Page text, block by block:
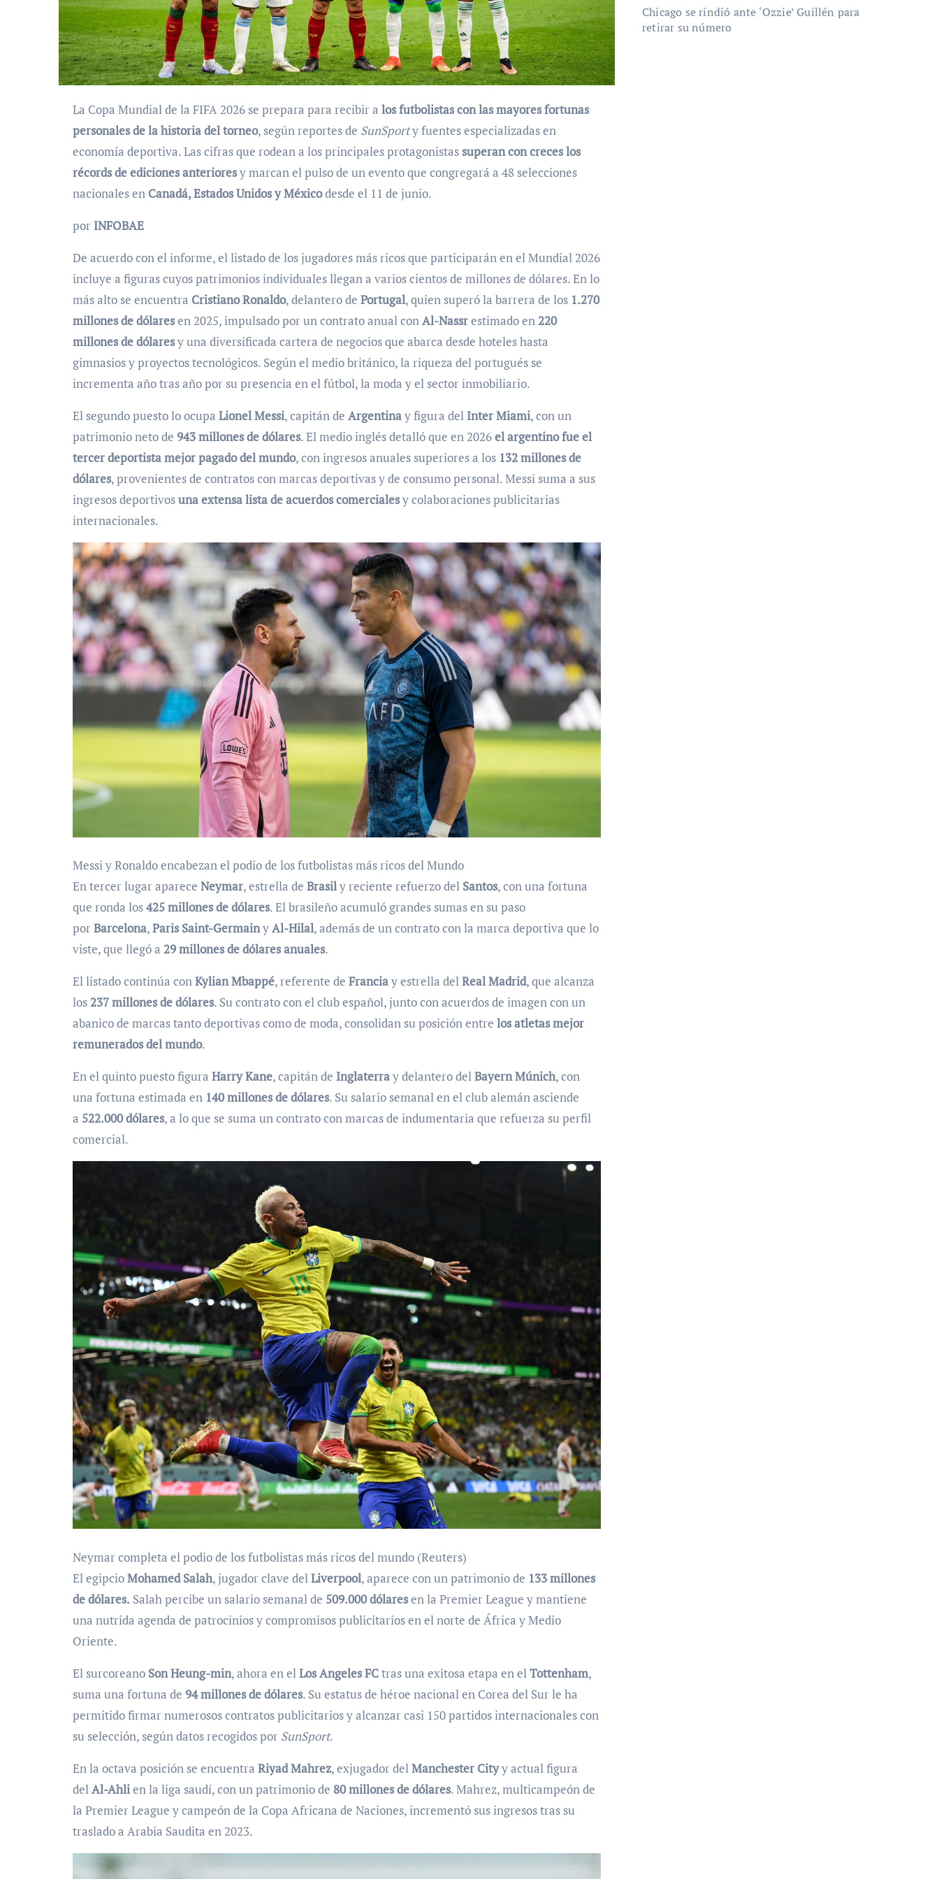
La Copa Mundial de la FIFA 2026 se prepara para recibir a los futbolistas con las mayores fortunas
personales de la historia del torneo, según reportes de SunSporty fuentes especializadas en
economía deportiva. Las cifras que rodean a los principales protagonistas superan con creces los
récords de ediciones anterioresy marcan el pulso de un evento que congregará a 48 selecciones
nacionales en Canadá, Estados Unidos y Méxicodesde el 11 de junio.
porINFOBAE
De acuerdo con el informe, el listado de los jugadores más ricos que participarán en el Mundial 2026
incluye a figuras cuyos patrimonios individuales llegan a varios cientos de millones de dólares. En lo
más alto se encuentra Cristiano Ronaldo, delantero de Portugal, quien superó la barrera de los 1.270
millones de dólaresen 2025, impulsado por un contrato anual conAl-Nassrestimado en220
millones de dólaresy una diversificada cartera de negocios que abarca desde hoteles hasta
gimnasios y proyectos tecnológicos. Según el medio británico, la riqueza del portugués se
incrementa año tras año por su presencia en el fútbol, la moda y el sector inmobiliario.
El segundo puesto lo ocupa Lionel Messi, capitán de Argentinay figura delInter Miami, con un
patrimonio neto de 943 millones de dólares. El medio inglés detalló que en 2026el argentino fue el
tercer deportista mejor pagado del mundo, con ingresos anuales superiores a los 132 millones de
dólares, provenientes de contratos con marcas deportivas y de consumo personal. Messi suma a sus
ingresos deportivosuna extensa lista de acuerdos comercialesy colaboraciones publicitarias
internacionales.
Messi y Ronaldo encabezan el podio de los futbolistas más ricos del Mundo
En tercer lugar aparece Neymar, estrella de Brasily reciente refuerzo del Santos, con una fortuna
que ronda los425 millones de dólares. El brasileño acumuló grandes sumas en su paso
porBarcelona,Paris Saint-GermainyAl-Hilal, además de un contrato con la marca deportiva que lo
viste, que llegó a 29 millones de dólares anuales.
El listado continúa conKylian Mbappé, referente de Franciay estrella delReal Madrid, que alcanza
los237 millones de dólares. Su contrato con el club español, junto con acuerdos de imagen con un
abanico de marcas tanto deportivas como de moda, consolidan su posición entre los atletas mejor
remunerados del mundo.
En el quinto puesto figura Harry Kane, capitán de Inglaterray delantero delBayern Múnich, con
una fortuna estimada en 140 millones de dólares. Su salario semanal en el club alemán asciende
a 522.000 dólares, a lo que se suma un contrato con marcas de indumentaria que refuerza su perfil
comercial.
Neymar completa el podio de los futbolistas más ricos del mundo (Reuters)
El egipcioMohamed Salah, jugador clave delLiverpool, aparece con un patrimonio de 133 millones
de dólares. Salah percibe un salario semanal de 509.000 dólaresen la Premier League y mantiene
una nutrida agenda de patrocinios y compromisos publicitarios en el norte de África y Medio
Oriente.
El surcoreano Son Heung-min, ahora en elLos Angeles FCtras una exitosa etapa en elTottenham,
suma una fortuna de 94 millones de dólares. Su estatus de héroe nacional en Corea del Sur le ha
permitido firmar numerosos contratos publicitarios y alcanzar casi 150 partidos internacionales con
su selección, según datos recogidos por SunSport.
En la octava posición se encuentra Riyad Mahrez, exjugador delManchester Cityy actual figura
delAl-Ahlien la liga saudí, con un patrimonio de 80 millones de dólares. Mahrez, multicampeón de
la Premier League y campeón de la Copa Africana de Naciones, incrementó sus ingresos tras su
traslado a Arabia Saudita en 2023.
Chicago se rindió ante ‘Ozzie’ Guillén para
retirar su número